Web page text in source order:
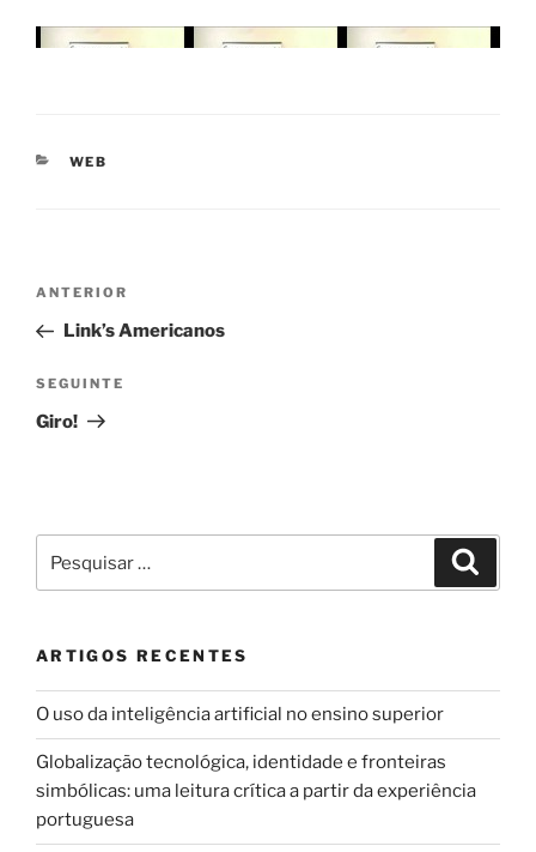
CATEGORIAS
WEB
Navegação
artigos
Conteúdo
anterior
ANTERIOR
Link’s Americanos
Conteúdo
seguinte
SEGUINTE
Giro!
por:
ARTIGOS RECENTES
O uso da inteligência artificial no ensino superior
Globalização tecnológica, identidade e fronteiras
simbólicas: uma leitura crítica a partir da experiência
portuguesa